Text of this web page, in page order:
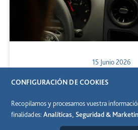
España las elige por ser la
conveniente para sus
15 Junio 2026
CONFIGURACIÓN DE COOKIES
Recopilamos y procesamos vuestra
finalidades: Analíticas, Seguridad &